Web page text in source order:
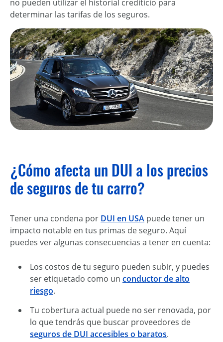
no pueden utilizar el historial crediticio para
determinar las tarifas de los seguros.
¿Cómo afecta un DUI a los precios
de seguros de tu carro?
Tener una condena por DUI en USA puede tener un
impacto notable en tus primas de seguro. Aquí
puedes ver algunas consecuencias a tener en cuenta:
Los costos de tu seguro pueden subir, y puedes
ser etiquetado como un conductor de alto
riesgo.
Tu cobertura actual puede no ser renovada, por
lo que tendrás que buscar proveedores de
seguros de DUI accesibles o baratos.